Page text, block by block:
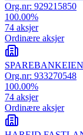
Org.nr: 929215850
100.00%
74 aksjer
Ordinære aksjer
Org.nr: 933270548
100.00%
74 aksjer
Ordinære aksjer